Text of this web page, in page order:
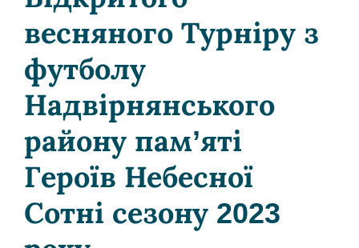
весняного Турніру з
футболу
Надвірнянського
району пам’яті
Героїв Небесної
Сотні сезону 2023